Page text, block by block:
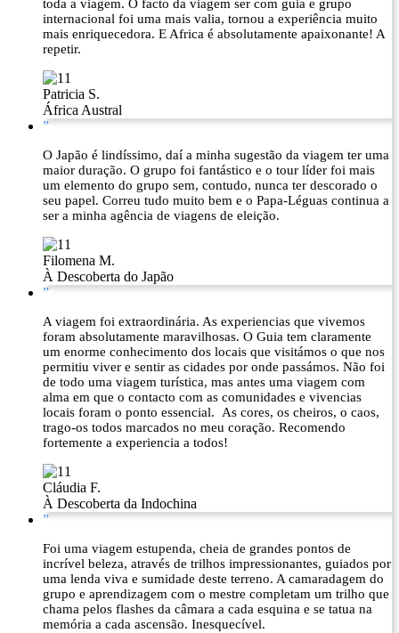
toda a viagem. O facto da viagem ser com guia e grupo
internacional foi uma mais valia, tornou a experiência muito
mais enriquecedora. E Africa é absolutamente apaixonante! A
repetir.
Patricia S.
África Austral
”
O Japão é lindíssimo, daí a minha sugestão da viagem ter uma
maior duração. O grupo foi fantástico e o tour líder foi mais
um elemento do grupo sem, contudo, nunca ter descorado o
seu papel. Correu tudo muito bem e o Papa-Léguas continua a
ser a minha agência de viagens de eleição.
Filomena M.
À Descoberta do Japão
”
A viagem foi extraordinária. As experiencias que vivemos
foram absolutamente maravilhosas. O Guia tem claramente
um enorme conhecimento dos locais que visitámos o que nos
permitiu viver e sentir as cidades por onde passámos. Não foi
de todo uma viagem turística, mas antes uma viagem com
alma em que o contacto com as comunidades e vivencias
locais foram o ponto essencial. As cores, os cheiros, o caos,
trago-os todos marcados no meu coração. Recomendo
fortemente a experiencia a todos!
Cláudia F.
À Descoberta da Indochina
”
Foi uma viagem estupenda, cheia de grandes pontos de
incrível beleza, através de trilhos impressionantes, guiados por
uma lenda viva e sumidade deste terreno. A camaradagem do
grupo e aprendizagem com o mestre completam um trilho que
chama pelos flashes da câmara a cada esquina e se tatua na
memória a cada ascensão. Inesquecível.